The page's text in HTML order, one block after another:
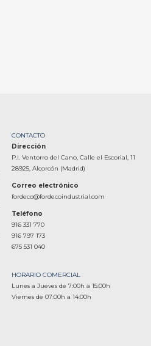
CONTACTO
Dirección
P.I. Ventorro del Cano, Calle el Escorial, 11
28925, Alcorcón (Madrid)
Correo electrónico
fordeco@fordecoindustrial.com
Teléfono
916 331 770
916 797 173
675 531 040
HORARIO COMERCIAL
Lunes a Jueves de 7:00h a 15:00h
Viernes de 07:00h a 14:00h